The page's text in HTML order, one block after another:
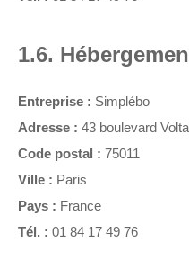
1.6.
Entreprise : Simplébo
Adresse : 43 boulevard
Code postal : 75011
Ville : Paris
Pays : France
Tél. : 01 84 17 49 76